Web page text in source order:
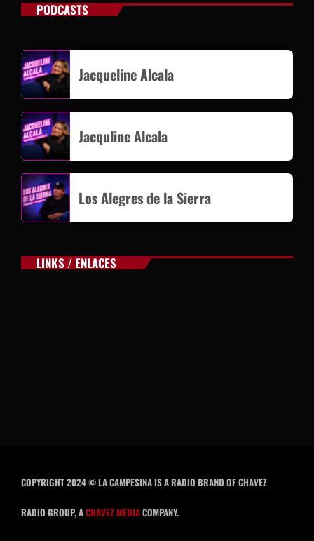
PODCASTS
Jacqueline Alcala
Jacquline Alcala
Los Alegres de la Sierra
LINKS / ENLACES
COPYRIGHT 2024 © LA CAMPESINA IS A RADIO BRAND OF CHAVEZ
RADIO GROUP, ACHAVEZ MEDIACOMPANY.